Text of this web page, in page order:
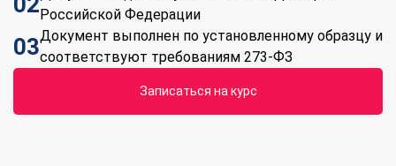
Российской Федерации
03Документ выполнен по установленному образцу и
соответствуют требованиям 273-ФЗ
Записаться на курс